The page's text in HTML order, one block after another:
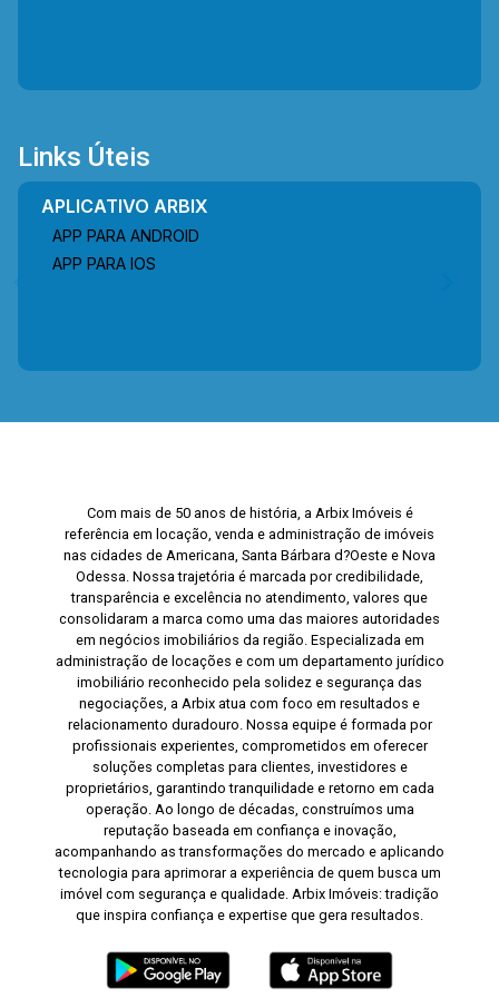
Links Úteis
APLICATIVO ARBIX
APP PARA ANDROID
APP PARA IOS
Com mais de 50 anos de história, a Arbix Imóveis é
referência em locação, venda e administração de imóveis
nas cidades de Americana, Santa Bárbara d?Oeste e Nova
Odessa. Nossa trajetória é marcada por credibilidade,
transparência e excelência no atendimento, valores que
consolidaram a marca como uma das maiores autoridades
em negócios imobiliários da região. Especializada em
administração de locações e com um departamento jurídico
imobiliário reconhecido pela solidez e segurança das
negociações, a Arbix atua com foco em resultados e
relacionamento duradouro. Nossa equipe é formada por
profissionais experientes, comprometidos em oferecer
soluções completas para clientes, investidores e
proprietários, garantindo tranquilidade e retorno em cada
operação. Ao longo de décadas, construímos uma
reputação baseada em confiança e inovação,
acompanhando as transformações do mercado e aplicando
tecnologia para aprimorar a experiência de quem busca um
imóvel com segurança e qualidade. Arbix Imóveis: tradição
que inspira confiança e expertise que gera resultados.